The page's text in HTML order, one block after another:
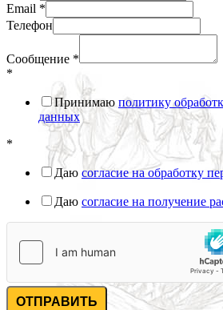
Email *
Телефон
Сообщение *
*
Принимаю политику
данных
*
Даю согласие на обработку
Даю согласие на получение
ОТПРАВИТЬ